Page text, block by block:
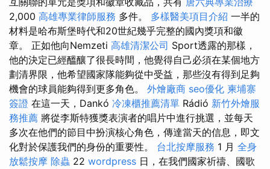
2,000 高雄專業律師服務 多件。 多樣醫美項目介紹 一半的
材料是哈布斯堡時代和20世紀幾乎完整的國內獎項和徽
章。 正如他向Nemzeti 高雄清潔公司 Sport透露的那樣，
他的決定已經醞釀了很長時間，他覺得自己必須在某個地方
劃清界限，他希望國家隊能夠從中受益，那些沒有得到足夠
機會的球員能夠得到更多角色。 外燴廠商 seo優化 柬埔寨
簽證 在這一天，Dankó 冷凍櫃推薦清單 Rádió 新竹外燴服
務推薦 將從李斯特獲獎表演者的唱片中進行挑選，並每天
多次在他們的節目中扮演核心角色，傳達當天的信息，即文
化對於保護我們的身份的重要性。 台北按摩服務 1 月 全身
放鬆按摩 除蟲 22 wordpress 日，在我們國家祈禱、國歌